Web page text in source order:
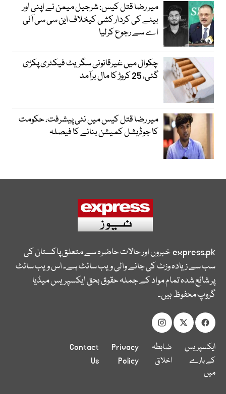
میر رضا قتل کیس: شرجیل میمن نے اپنی اور
بیٹے کی کردار کشی کیخلاف این سی سی آئی
اے سے رجوع کرلیا
چکوال میں غیرقانونی سگریٹ فیکٹری پکڑی
گئی، 25 کروڑ کا مال برآمد
میر رضا قتل کیس میں نئی پیشرفت، حکومت
کا جوڈیشل کمیشن بنانے کا فیصلہ
express.pkخبروں اور حالات حاضرہ سے متعلق پاکستان کی
سب سے زیادہ وزٹ کی جانے والی ویب سائٹ ہے۔ اس ویب سائٹ
پر شائع شدہ تمام مواد کے جملہ حقوق بحق ایکسپریس میڈیا
گروپ محفوظ ہیں۔
ایکسپریس
کے بارے
میں
ضابطہ
اخلاق
Privacy
Policy
Contact
Us